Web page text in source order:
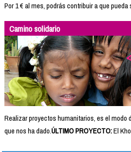
Por 1 € al mes, podrás contribuir a que
Camino solidario
Realizar proyectos humanitarios, es el modo
que nos ha dado.ÚLTIMO PROYECTO:El